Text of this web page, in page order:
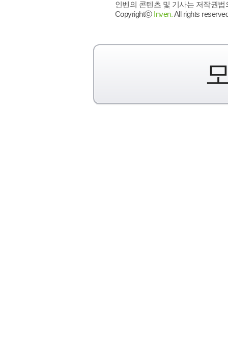
인벤의 콘텐츠 및 기사는 저작권
Copyrightⓒ Inven.All rights